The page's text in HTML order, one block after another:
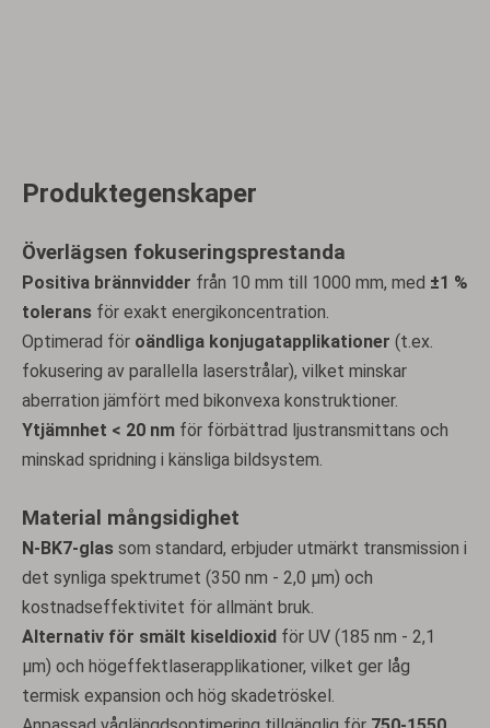
Produktegenskaper
Överlägsen fokuseringsprestanda
Positiva brännvidder från 10 mm till 1000 mm, med ±1 %
tolerans för exakt energikoncentration.
Optimerad för oändliga konjugatapplikationer (t.ex.
fokusering av parallella laserstrålar), vilket minskar
aberration jämfört med bikonvexa konstruktioner.
Ytjämnhet < 20 nm för förbättrad ljustransmittans och
minskad spridning i känsliga bildsystem.
Material mångsidighet
N-BK7-glas som standard, erbjuder utmärkt transmission i
det synliga spektrumet (350 nm - 2,0 μm) och
kostnadseffektivitet för allmänt bruk.
Alternativ för smält kiseldioxid för UV (185 nm - 2,1
μm) och högeffektlaserapplikationer, vilket ger låg
termisk expansion och hög skadetröskel.